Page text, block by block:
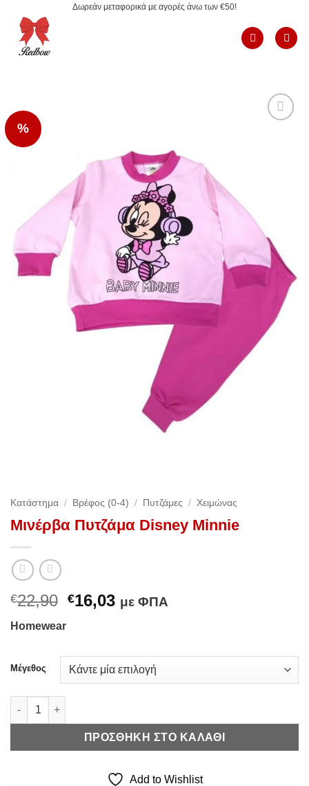
περιεχόμενο
Δωρεάν μεταφορικά με αγορές άνω των €50!
%
Κατάστημα / Βρέφος (0-4) / Πυτζάμες / Χειμώνας
Μινέρβα Πυτζάμα Disney Minnie
€22,90 Original
€16,03Η
€16,03.
με ΦΠΑ
Homewear
Μέγεθος
Μινέρβα Πυτζάμα Disney Minnie ποσότητα
ΠΡΟΣΘΉΚΗ ΣΤΟ ΚΑΛΆΘΙ
Add to Wishlist